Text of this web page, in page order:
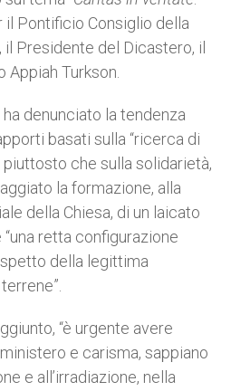
Pontificio Consiglio della
il Presidente del Dicastero, il
Turkson.
denunciato la tendenza
basati sulla “ricerca di
che sulla solidarietà,
la formazione, alla
della Chiesa, di un laicato
retta configurazione
della legittima
“è urgente avere
e carisma, sappiano
e all’irradiazione, nella